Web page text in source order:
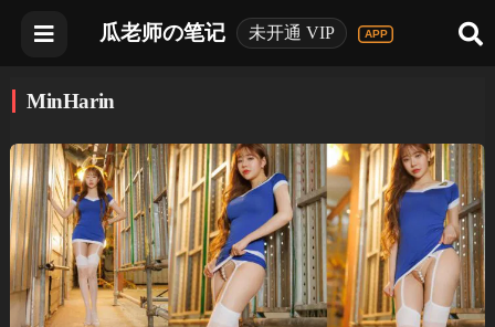
瓜老师の笔记 未开通 VIP
MinHarin